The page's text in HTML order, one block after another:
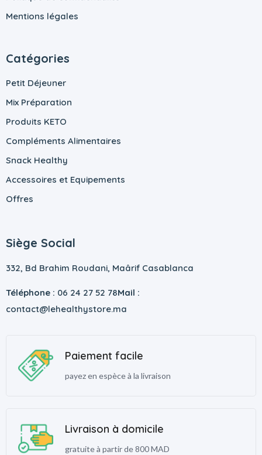
Mentions légales
Catégories
Petit Déjeuner
Mix Préparation
Produits KETO
Compléments Alimentaires
Snack Healthy
Accessoires et Equipements
Offres
Siège Social
332, Bd Brahim Roudani, Maârif Casablanca
Téléphone : 06 24 27 52 78Mail :
contact@lehealthystore.ma
Paiement facile
payez en espèce à la livraison
Livraison à domicile
gratuite à partir de 800 MAD